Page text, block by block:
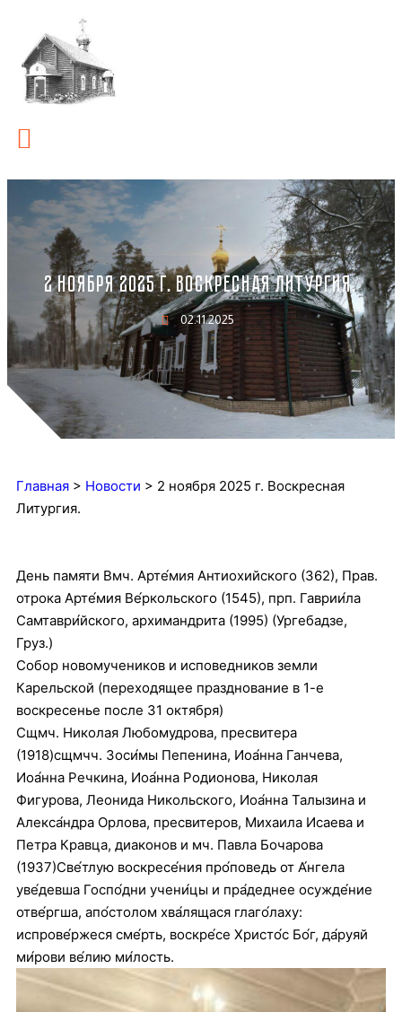
2 НОЯБРЯ 2025 Г. ВОСКРЕСНАЯ ЛИТУРГИЯ.
02.11.2025
Главная > Новости > 2 ноября 2025 г. Воскресная
Литургия.
День памяти Вмч. Арте́мия Антиохийского (362), Прав.
отрока Арте́мия Ве́ркольского (1545), прп. Гаврии́ла
Самтаври́йского, архимандрита (1995) (Ургебадзе,
Груз.)
Собор новомучеников и исповедников земли
Карельской (переходящее празднование в 1-е
воскресенье после 31 октября)
Сщмч. Николая Любомудрова, пресвитера
(1918)сщмчч. Зоси́мы Пепенина, Иоа́нна Ганчева,
Иоа́нна Речкина, Иоа́нна Родионова, Николая
Фигурова, Леонида Никольского, Иоа́нна Талызина и
Алекса́ндра Орлова, пресвитеров, Михаила Исаева и
Петра Кравца, диаконов и мч. Павла Бочарова
(1937)Све́тлую воскресе́ния про́поведь от А́нгела
уве́девша Госпо́дни учени́цы и пра́деднее осужде́ние
отве́ргша, апо́столом хва́лящася глаго́лаху:
испрове́ржеся сме́рть, воскре́се Христо́с Бо́г, да́руяй
ми́рови ве́лию ми́лость.